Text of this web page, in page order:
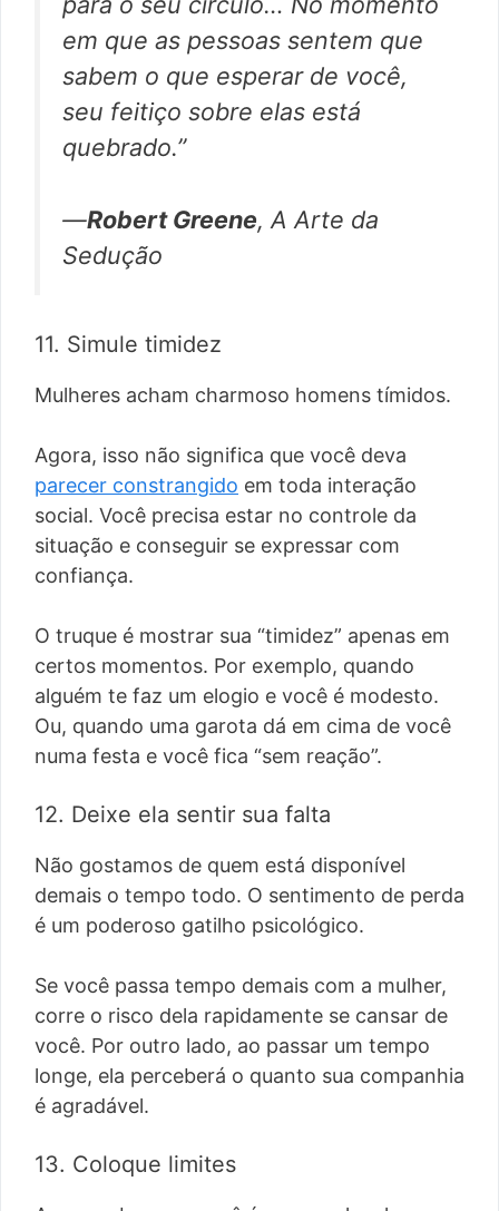
em que as pessoas sentem que
sabem o que esperar de você,
seu feitiço sobre elas está
quebrado.”
—Robert Greene, A Arte da
Sedução
11. Simule timidez
Mulheres acham charmoso homens tímidos.
Agora, isso não significa que você deva
parecer constrangido em toda interação
social. Você precisa estar no controle da
situação e conseguir se expressar com
confiança.
O truque é mostrar sua “timidez” apenas em
certos momentos. Por exemplo, quando
alguém te faz um elogio e você é modesto.
Ou, quando uma garota dá em cima de você
numa festa e você fica “sem reação”.
12. Deixe ela sentir sua falta
Não gostamos de quem está disponível
demais o tempo todo. O sentimento de perda
é um poderoso gatilho psicológico.
Se você passa tempo demais com a mulher,
corre o risco dela rapidamente se cansar de
você. Por outro lado, ao passar um tempo
longe, ela perceberá o quanto sua companhia
é agradável.
13. Coloque limites